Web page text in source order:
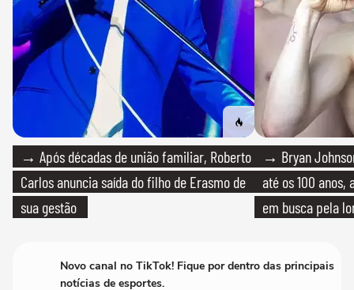
→ Após décadas de união familiar, Roberto
Carlos anuncia saída do filho de Erasmo de
sua gestão
→ Bryan
até os 100
em busca pela
Novo canal no TikTok! Fique por dentro das principais
notícias de esportes.